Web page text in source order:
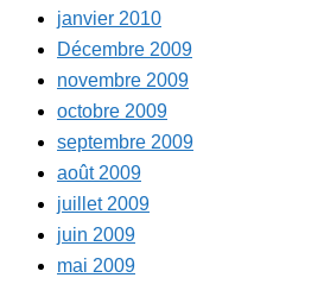
janvier 2010
Décembre 2009
novembre 2009
octobre 2009
septembre 2009
août 2009
juillet 2009
juin 2009
mai 2009